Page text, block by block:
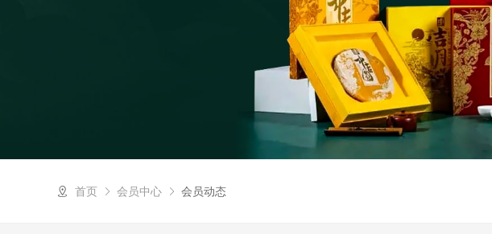
首页 会员中心 会员动态